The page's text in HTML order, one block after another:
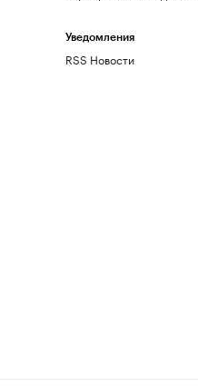
Уведомления
RSS Новости